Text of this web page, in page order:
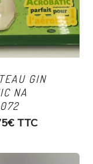
GIN
NA
€ TTC